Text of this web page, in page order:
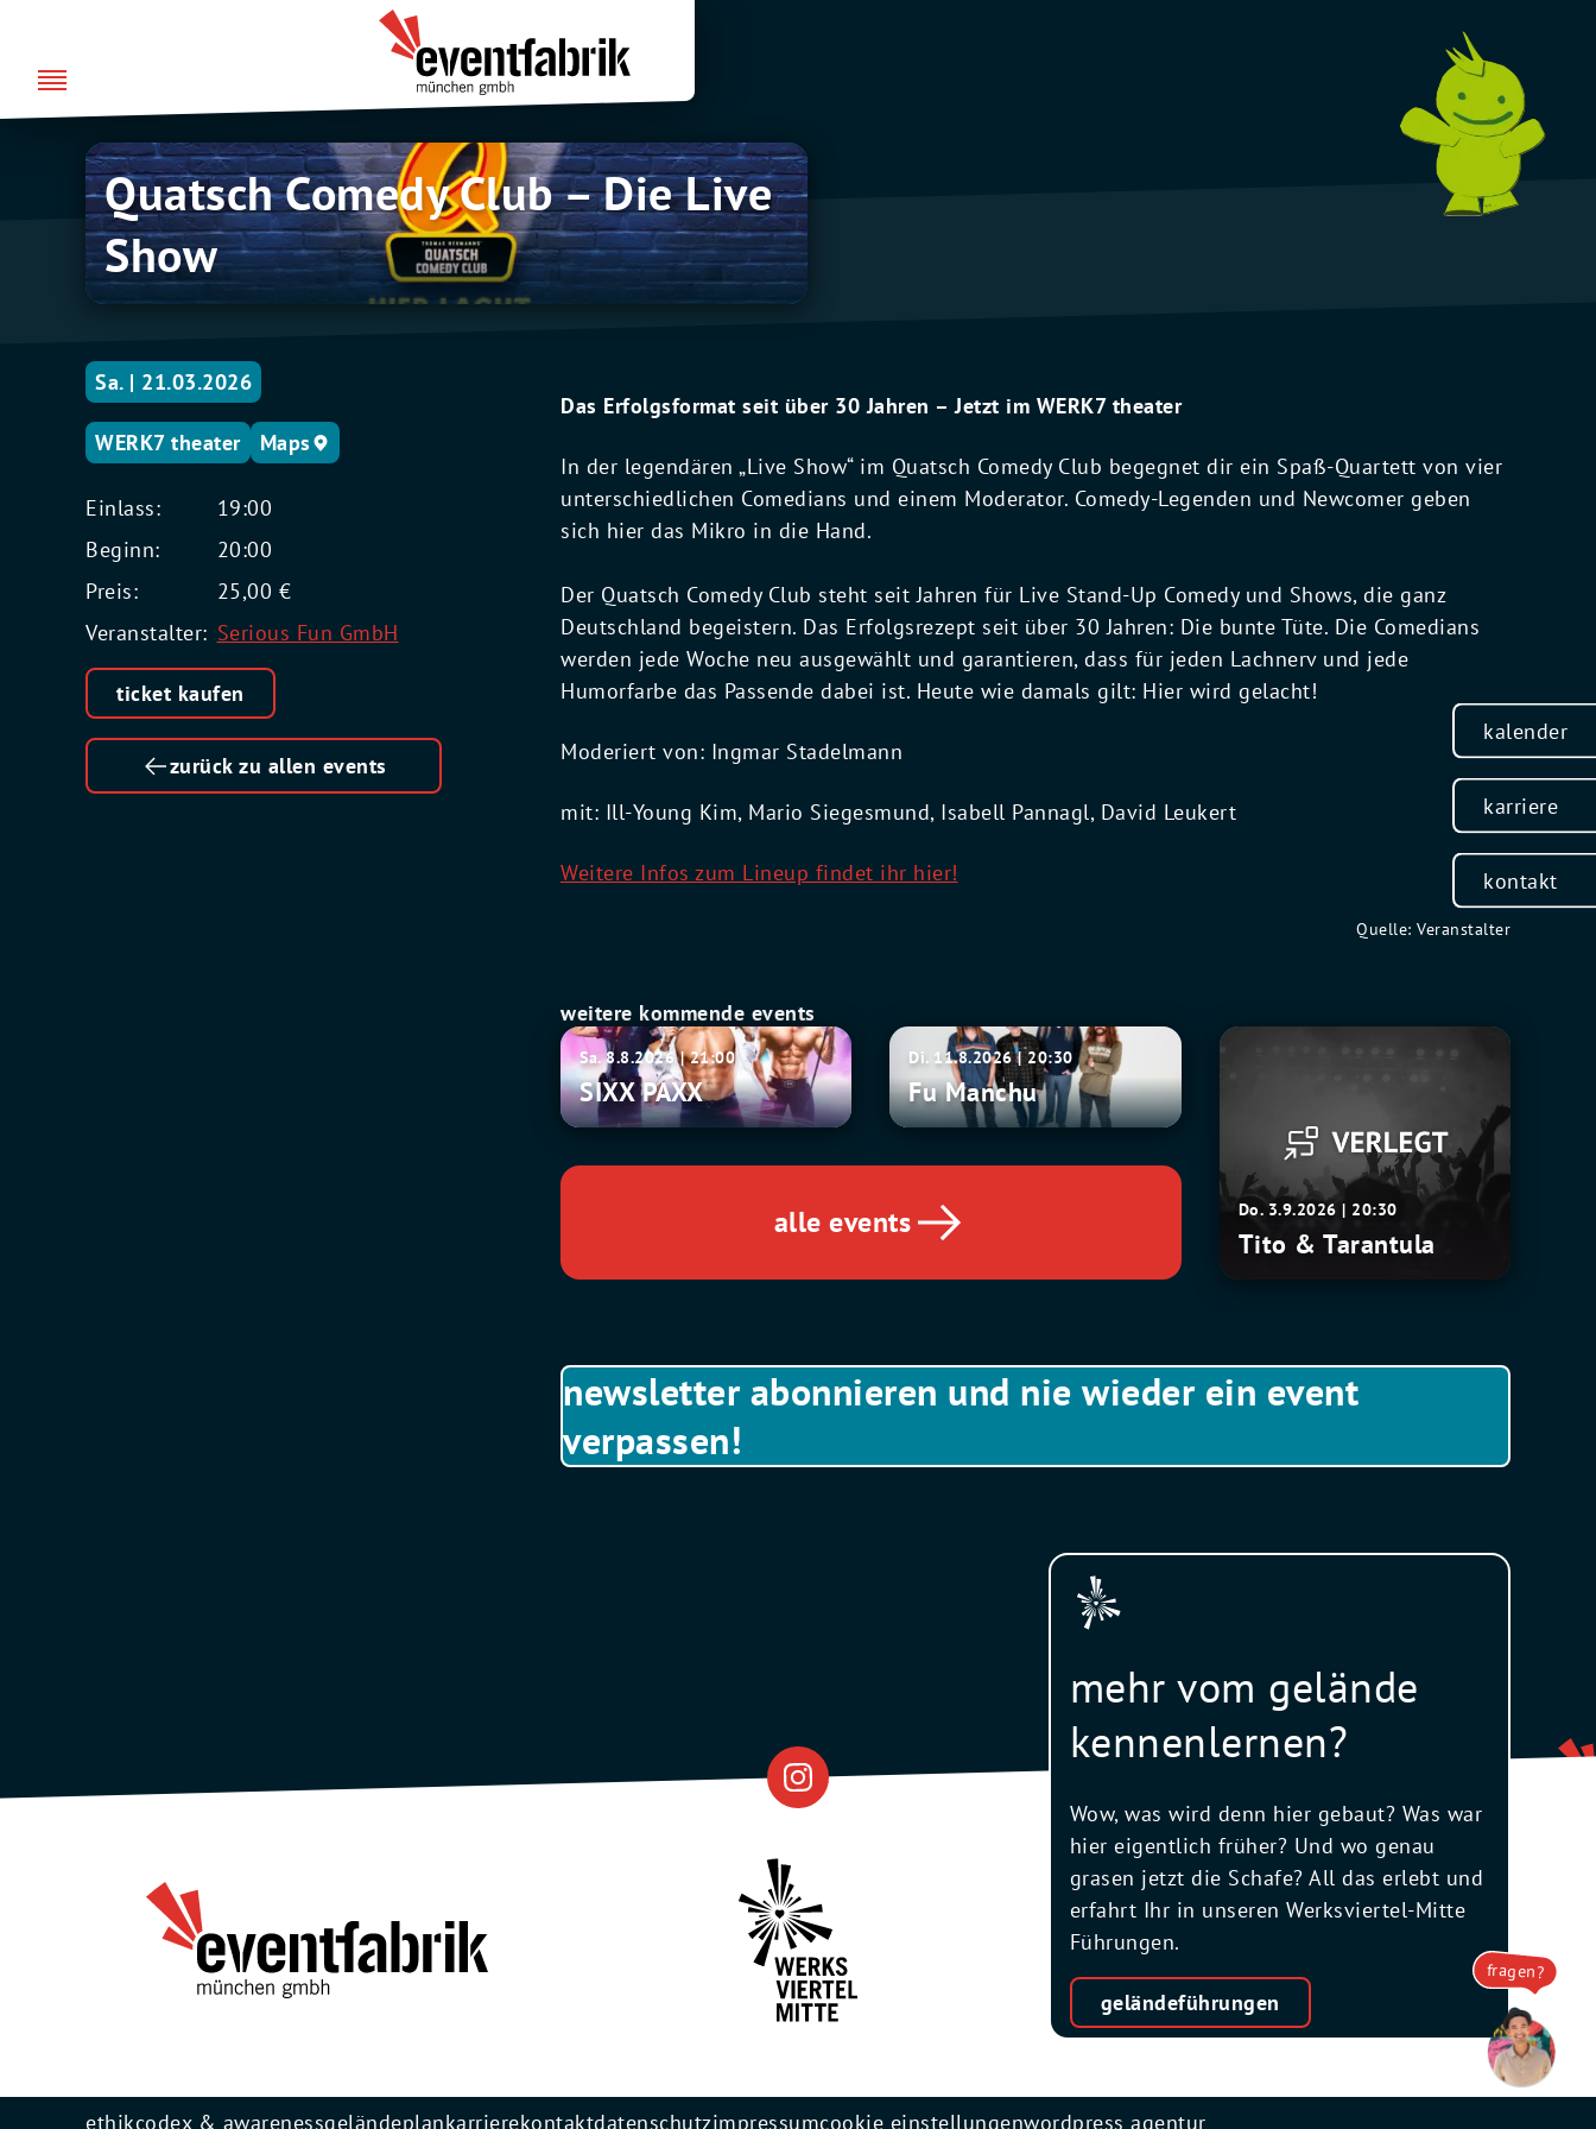
springen
kalender
karriere
kontakt
Quatsch
Comedy
Club
–
Die
Quatsch Comedy Club – Die Live
Show
Das Erfolgsformat seit über 30 Jahren – Jetzt im WERK7 theater
In der legendären „Live Show“ im Quatsch Comedy Club begegnet dir ein Spaß-Quartett von vier
unterschiedlichen Comedians und einem Moderator. Comedy-Legenden und Newcomer geben
sich hier das Mikro in die Hand.
Der Quatsch Comedy Club steht seit Jahren für Live Stand-Up Comedy und Shows, die ganz
Deutschland begeistern. Das Erfolgsrezept seit über 30 Jahren: Die bunte Tüte. Die Comedians
werden jede Woche neu ausgewählt und garantieren, dass für jeden Lachnerv und jede
Humorfarbe das Passende dabei ist. Heute wie damals gilt: Hier wird gelacht!
Moderiert von: Ingmar Stadelmann
mit: Ill-Young Kim, Mario Siegesmund, Isabell Pannagl, David Leukert
Weitere Infos zum Lineup findet ihr hier!
Quelle: Veranstalter
weitere kommende events
SIXX
PAXX
Sa. 8.8.2026 | 21:00
SIXX PAXX
Fu
Manchu
Di. 11.8.2026 | 20:30
Fu Manchu
Tito
Do. 3.9.2026 | 20:30
Tito & Tarantula
alle events
newsletter abonnieren und nie wieder ein event
verpassen!
Sa. | 21.03.2026
WERK7 theater Maps
Einlass:
19:00
Beginn:
20:00
Preis:
25,00 €
Veranstalter: Serious Fun GmbH
ticket kaufen
zurück zu allen events
fragen?
mehr vom gelände
kennenlernen?
Wow, was wird denn hier gebaut? Was war
hier eigentlich früher? Und wo genau
grasen jetzt die Schafe? All das erlebt und
erfahrt Ihr in unseren Werksviertel-Mitte
Führungen.
geländeführungen
ethikcodex & awarenessgeländeplankarrierekontaktdatenschutzimpressumcookie einstellungenwordpress agentur